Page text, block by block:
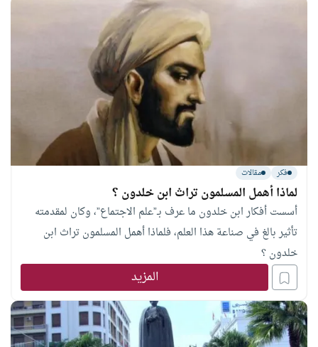
فكر مقالات
لماذا أهمل المسلمون تراث ابن خلدون ؟
أسست أفكار ابن خلدون ما عرف بـ”علم الاجتماع”، وكان لمقدمته
تأثير بالغ في صناعة هذا العلم، فلماذا أهمل المسلمون تراث ابن
خلدون ؟
المزيد